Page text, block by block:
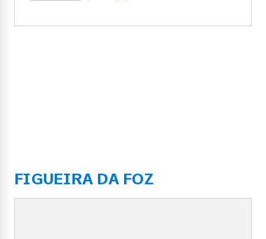
FIGUEIRA DA FOZ